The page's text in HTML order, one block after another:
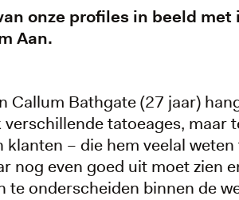
onze profiles in beeld
Aan.
Callum Bathgate (27 jaar)
tatoeages, maar
– die hem veelal weten
nog even goed uit moet zien
onderscheiden binnen de